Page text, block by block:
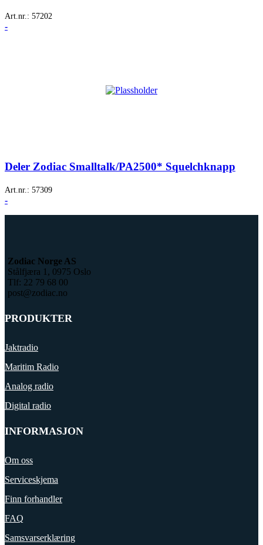
Art.nr.: 57202
-
Deler Zodiac Smalltalk/PA2500* Squelchknapp
Art.nr.: 57309
-
Zodiac Norge AS
Stålfjæra 1, 0975 Oslo
Tlf: 22 79 68 00
post@zodiac.no
PRODUKTER
Jaktradio
Maritim Radio
Analog radio
Digital radio
INFORMASJON
Om oss
Serviceskjema
Finn forhandler
FAQ
Samsvarserklæring